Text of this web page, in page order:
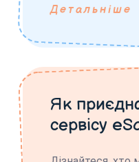
Детальніше
Як
сервісу